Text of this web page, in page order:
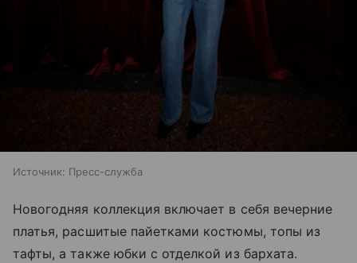
Источник: Пресс-служба
Новогодняя коллекция включает в себя вечерние
платья, расшитые пайетками костюмы, топы из
тафты, а также юбки с отделкой из бархата.